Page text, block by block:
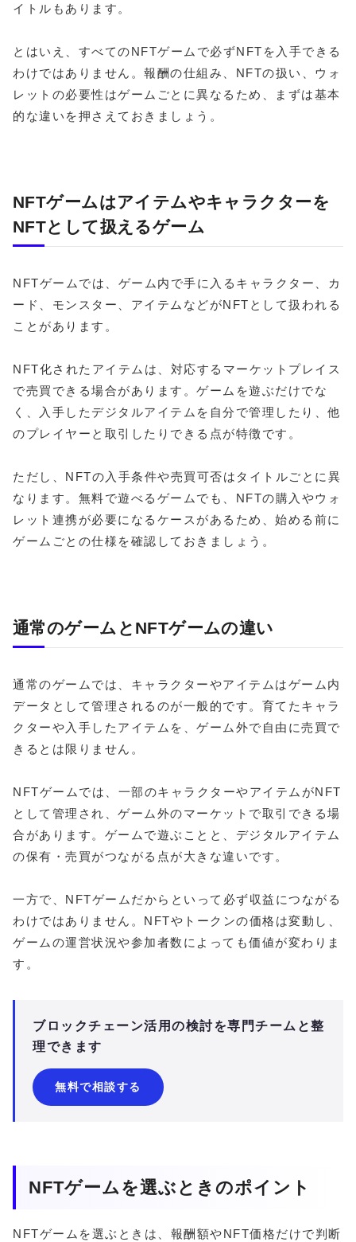
イトルもあります。
とはいえ、すべてのNFTゲームで必ずNFTを入手できる
わけではありません。報酬の仕組み、NFTの扱い、ウォ
レットの必要性はゲームごとに異なるため、まずは基本
的な違いを押さえておきましょう。
NFTゲームはアイテムやキャラクターを
NFTとして扱えるゲーム
NFTゲームでは、ゲーム内で手に入るキャラクター、カ
ード、モンスター、アイテムなどがNFTとして扱われる
ことがあります。
NFT化されたアイテムは、対応するマーケットプレイス
で売買できる場合があります。ゲームを遊ぶだけでな
く、入手したデジタルアイテムを自分で管理したり、他
のプレイヤーと取引したりできる点が特徴です。
ただし、NFTの入手条件や売買可否はタイトルごとに異
なります。無料で遊べるゲームでも、NFTの購入やウォ
レット連携が必要になるケースがあるため、始める前に
ゲームごとの仕様を確認しておきましょう。
通常のゲームとNFTゲームの違い
通常のゲームでは、キャラクターやアイテムはゲーム内
データとして管理されるのが一般的です。育てたキャラ
クターや入手したアイテムを、ゲーム外で自由に売買で
きるとは限りません。
NFTゲームでは、一部のキャラクターやアイテムがNFT
として管理され、ゲーム外のマーケットで取引できる場
合があります。ゲームで遊ぶことと、デジタルアイテム
の保有・売買がつながる点が大きな違いです。
一方で、NFTゲームだからといって必ず収益につながる
わけではありません。NFTやトークンの価格は変動し、
ゲームの運営状況や参加者数によっても価値が変わりま
す。
ブロックチェーン活用の検討を専門チームと整
理できます
無料で相談する
NFTゲームを選ぶときのポイント
NFTゲームを選ぶときは、報酬額やNFT価格だけで判断